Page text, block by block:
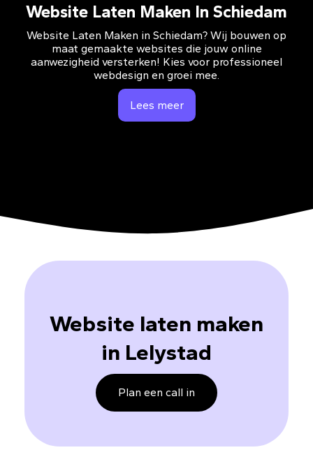
Website Laten Maken In Schiedam
Website Laten Maken in Schiedam? Wij bouwen op
maat gemaakte websites die jouw online
aanwezigheid versterken! Kies voor professioneel
webdesign en groei mee.
Lees meer
Website laten maken
in Lelystad
Plan een call in